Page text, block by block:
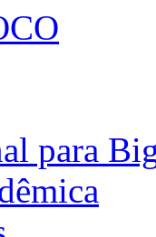
para